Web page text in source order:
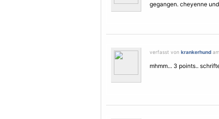
gegangen. cheyenne
verfasst von krankerhund
mhmm... 3 points..